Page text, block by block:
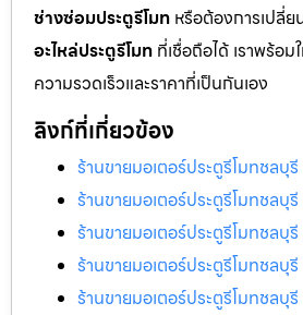
ช่างซ่อมประตูรีโมท หรือต้องการเปลี่ย
อะไหล่ประตูรีโมท ที่เชื่อถือได้ เราพร้อ
ความรวดเร็วและราคาที่เป็นกันเอง
ลิงก์ที่เกี่ยวข้อง
ร้านขายมอเตอร์ประตูรีโมทชลบุรี
ร้านขายมอเตอร์ประตูรีโมทชลบุรี
ร้านขายมอเตอร์ประตูรีโมทชลบุรี
ร้านขายมอเตอร์ประตูรีโมทชลบุรี
ร้านขายมอเตอร์ประตูรีโมทชลบุรี